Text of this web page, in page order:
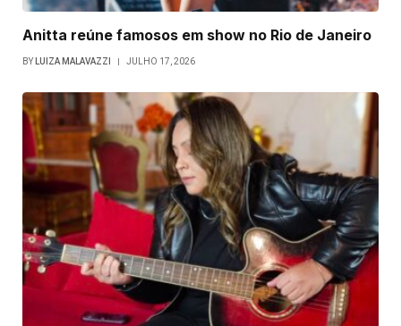
Anitta reúne famosos em show no Rio de Janeiro
BY LUIZA MALAVAZZI JULHO 17, 2026